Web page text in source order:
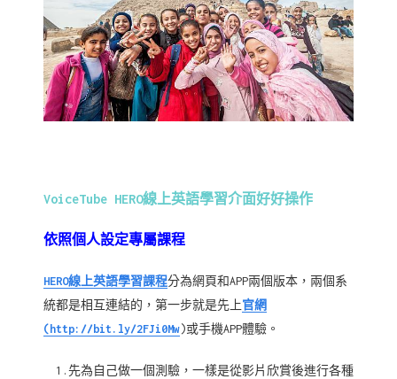
VoiceTube HERO線上英語學習介面好好操作
依照個人設定專屬課程
HERO線上英語學習課程分為網頁和APP兩個版本，兩個系
統都是相互連結的，第一步就是先上官網
(http://bit.ly/2FJi0Mw)或手機APP體驗。
1.先為自己做一個測驗，一樣是從影片欣賞後進行各種